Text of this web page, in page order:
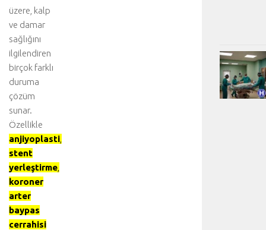
üzere, kalp
ve damar
sağlığını
ilgilendiren
birçok farklı
duruma
çözüm
sunar.
Özellikle
anjiyoplasti
stent
yerleştirme
koroner
arter
baypas
cerrahisi